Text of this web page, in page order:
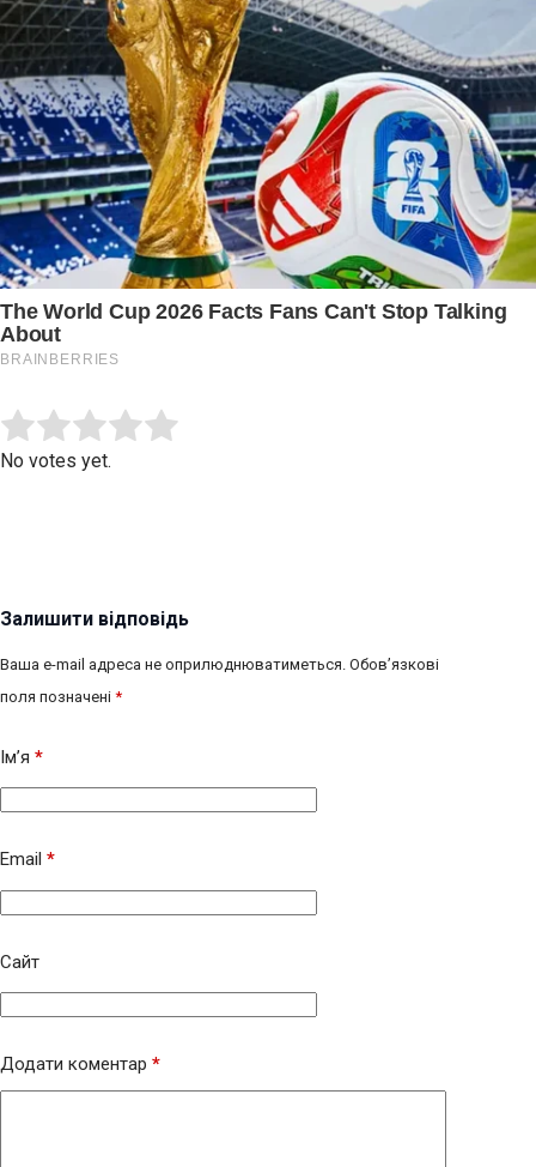
Rate this item:
No votes yet.
Залишити відповідь
Ваша e-mail адреса не оприлюднюватиметься. Обов’язкові
поля позначені *
Ім’я *
Email *
Сайт
Додати коментар *